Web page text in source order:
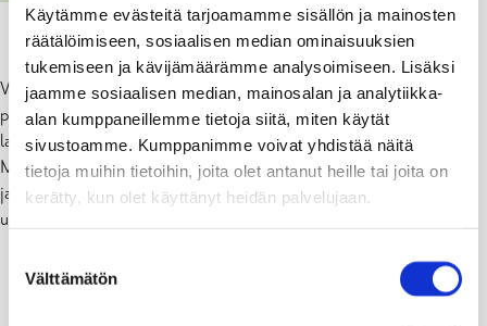
Käytämme evästeitä tarjoamamme sisällön ja mainosten
räätälöimiseen, sosiaalisen median ominaisuuksien
tukemiseen ja kävijämäärämme analysoimiseen. Lisäksi
jaamme sosiaalisen median, mainosalan ja analytiikka-
alan kumppaneillemme tietoja siitä, miten käytät
sivustoamme. Kumppanimme voivat yhdistää näitä
tietoja muihin tietoihin, joita olet antanut heille tai joita on
kerätty, kun olet käyttänyt heidän palvelujaan.
valinta
Välttämätön
Vuosi sitten Mustionjoessa oli pieniä jokihelmisimpukan eli raakun
poikasia ensi kertaa vuosikymmeniin, kun 200 Norjassa
laitoskasvatuksessa kasvanutta pikkusimpukkaa palautettiin
Mustionjokeen kasvatuslaatikoissa. Pikkuraakut ovat selvinneet hyvin
ja yhdessä muiden suojelutoimien kanssa kasvattamalla aikaansaatu
uusi sukupolvi antaa toivoa tulevasta.